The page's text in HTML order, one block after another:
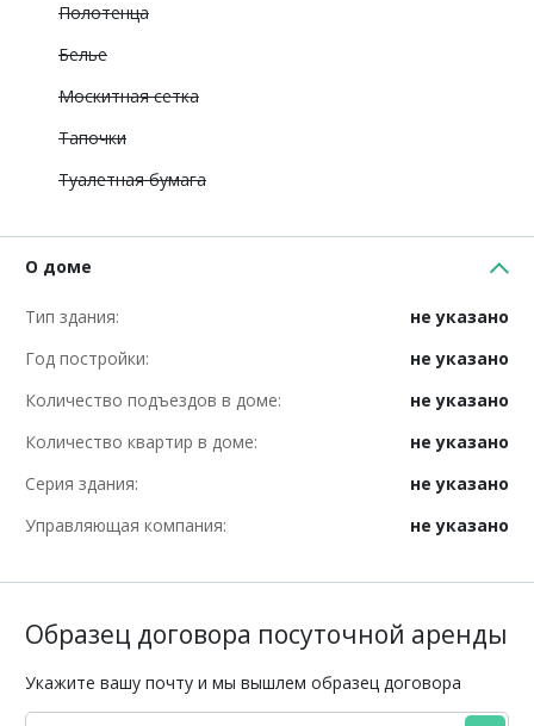
Полотенца
Белье
Москитная сетка
Тапочки
Туалетная бумага
О доме
Тип здания:
не указано
Год постройки:
не указано
Количество подъездов в доме:
не указано
Количество квартир в доме:
не указано
Серия здания:
не указано
Управляющая компания:
не указано
Образец договора посуточной аренды
Укажите вашу почту и мы вышлем образец договора